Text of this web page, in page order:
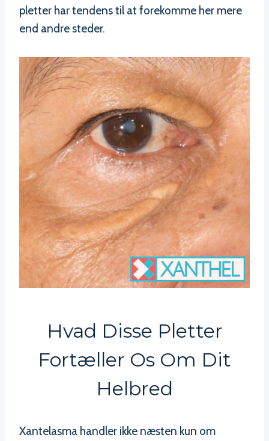
pletter har tendens til at forekomme her mere
end andre steder.
Hvad Disse Pletter
Fortæller Os Om Dit
Helbred
Xantelasma handler ikke næsten kun om